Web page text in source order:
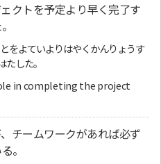
クトを予定より早く完了す
をよていよりはやくかんりょうす
した。
in completing the project
チームワークがあれば必ず
。